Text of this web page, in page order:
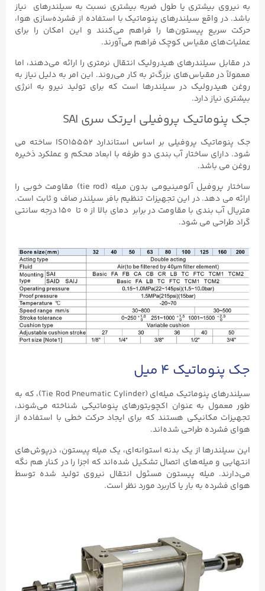
به نیروی بیشتری یا طول ضربه بیشتری نسبت به سیلندرهای نیاز
باشد. در واقع سیلندرهای پنوماتیک با استفاده از فشرده‌سازی هوا،
حرکت سریع پیستون‌ها را فراهم می‌کنند و این امکان را برای
عملیات‌های مقیاس کوچک فراهم می‌آورند.
در مقابل سیلندرهای هیدرولیک انتقال نرمتری را ارائه می‌دهند، اما
معمولاً در مقیاس‌های بزرگ‌تر به کار می‌روند. این امر به دلیل نیاز به
روغن هیدرولیک در سیلندرها است که برای تولید نیرو به انرژی
بیشتری نیاز دارد.
جک پنوماتیک پروفیلی ایرتک سری SAI
جک پنوماتیک پروفیلی بر اساس استاندارد ISO15552 ساخته می
شود. دارای ساختار آب بندی دو طرفه با ابعاد محکم و عملکرد ذخیره
روغن می باشد.
ساختار پروفیل آلومینیومی بدون میله (tie rod) مقاومت خوبی را
ارائه می دهد. در این تجهیزات تنظیم بافر سیلندر صاف و ثابت است.
متریال آب بندی با مقاومت در برابر دمای بالا از ۰ تا ۱۵۰ درجه سانتی
گراد طراحی می شود.
جک پنوماتیک ۴ میل
سیلندرهای پنوماتیک میله‌ای (Tie Rod Pneumatic Cylinder)، که به
طور معمول به عنوان اکچویتورهای پنوماتیکی شناخته می‌شوند،
تجهیزات مکانیکی هستند که برای ایجاد حرکت خطی با استفاده از
هوای فشرده طراحی شده‌اند.
این سیلندرها از یک بدنه استوانه‌ای، یک میله پیستون، درپوش‌های
انتهایی و میله‌های اتصال تشکیل شده‌اند که اجزا را در کنار هم نگه
می‌دارند. میله پیستون مسئول انتقال نیروی تولید شده توسط
هوای فشرده به بار یا کاربرد مورد نظر است.